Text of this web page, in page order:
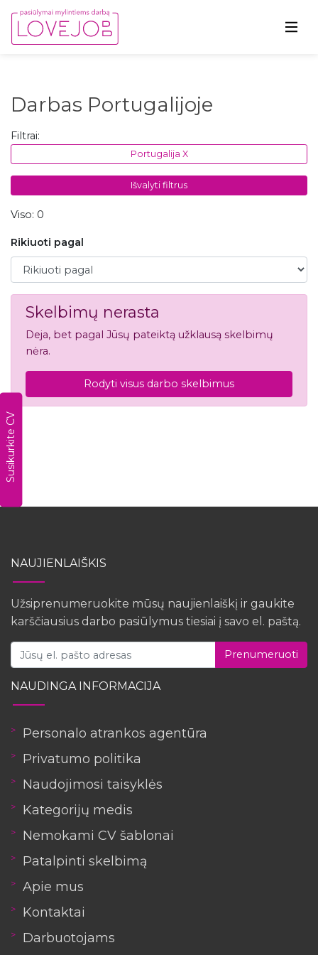
Susikurkite CV
Darbas Portugalijoje
Filtrai:
Portugalija X
Išvalyti filtrus
Viso: 0
Rikiuoti pagal
Rikiuoti pagal
Skelbimų nerasta
Deja, bet pagal Jūsų pateiktą užklausą skelbimų
nėra.
Rodyti visus darbo skelbimus
NAUJIENLAIŠKIS
Užsiprenumeruokite mūsų naujienlaiškį ir gaukite
karščiausius darbo pasiūlymus tiesiai į savo el. paštą.
Prenumeruoti
NAUDINGA INFORMACIJA
Personalo atrankos agentūra
Privatumo politika
Naudojimosi taisyklės
Kategorijų medis
Nemokami CV šablonai
Patalpinti skelbimą
Apie mus
Kontaktai
Darbuotojams